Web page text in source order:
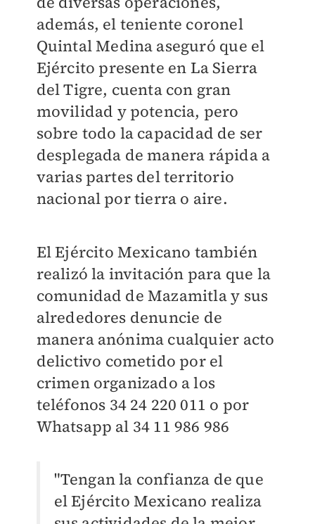
además, el teniente coronel
Quintal Medina aseguró que el
Ejército presente en La Sierra
del Tigre, cuenta con gran
movilidad y potencia, pero
sobre todo la capacidad de ser
desplegada de manera rápida a
varias partes del territorio
nacional por tierra o aire.
El Ejército Mexicano también
realizó la invitación para que la
comunidad de Mazamitla y sus
alrededores denuncie de
manera anónima cualquier acto
delictivo cometido por el
crimen organizado a los
teléfonos 34 24 220 011 o por
Whatsapp al 34 11 986 986
"Tengan la confianza de que
el Ejército Mexicano realiza